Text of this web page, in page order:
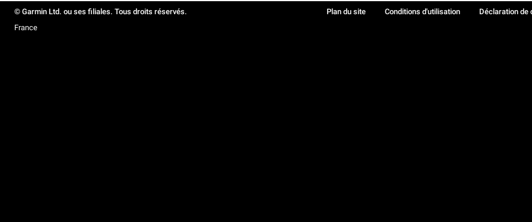
© Garmin Ltd. ou ses filiales. Tous droits réservés. Plan du site Conditions d'utilisation Déclaration de
France